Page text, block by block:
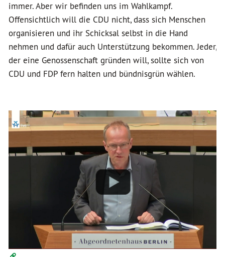
immer. Aber wir befinden uns im Wahlkampf.
Offensichtlich will die CDU nicht, dass sich Menschen
organisieren und ihr Schicksal selbst in die Hand
nehmen und dafür auch Unterstützung bekommen. Jeder,
der eine Genossenschaft gründen will, sollte sich von
CDU und FDP fern halten und bündnisgrün wählen.